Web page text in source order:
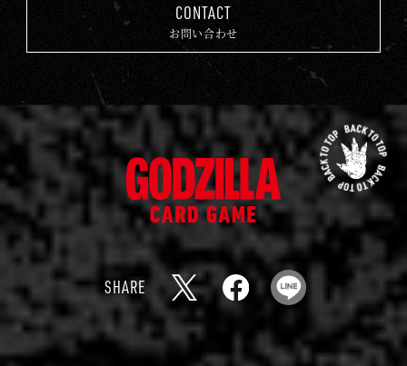
CONTACT
お問い合わせ
ゴ
ジ
ラ
カ
ー
ド
ー
SHARE
X
N
先
頭
に
戻
る